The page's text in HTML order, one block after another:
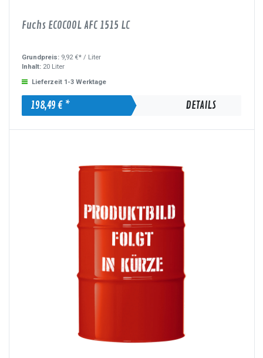
Fuchs ECOCOOL AFC 1515 LC
Grundpreis: 9,92 €* / Liter
Inhalt: 20 Liter
Lieferzeit 1-3 Werktage
198,49 € * DETAILS